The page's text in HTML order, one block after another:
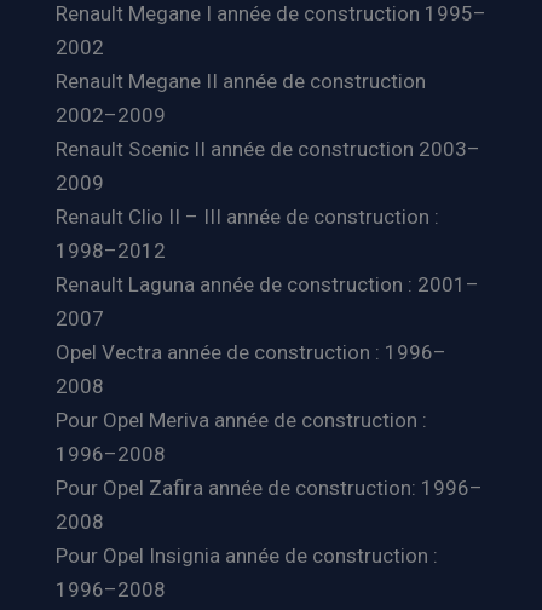
Renault Megane I année de construction 1995–
2002
Renault Megane II année de construction
2002–2009
Renault Scenic II année de construction 2003–
2009
Renault Clio II – III année de construction :
1998–2012
Renault Laguna année de construction : 2001–
2007
Opel Vectra année de construction : 1996–
2008
Pour Opel Meriva année de construction :
1996–2008
Pour Opel Zafira année de construction: 1996–
2008
Pour Opel Insignia année de construction :
1996–2008